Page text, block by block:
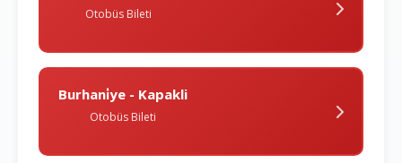
Otobüs Bileti
Burhani̇ye - Kapakli
Otobüs Bileti